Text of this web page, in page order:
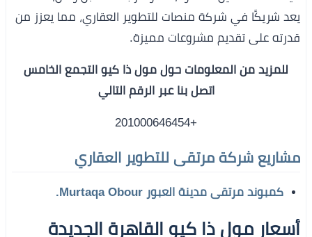
يعد شريكًا في شركة منصات للتطوير العقاري، مما يعزز من
قدرته على تقديم مشروعات مميزة.
للمزيد من المعلومات حول مول ذا كيو التجمع الخامس
اتصل بنا عبر الرقم التالي
+201000646454
مشاريع شركة مرتقى للتطوير العقاري
كمبوند مرتقى مدينة العبور Murtaqa Obour.
أسعار مول ذا كيو القاهرة الجديدة